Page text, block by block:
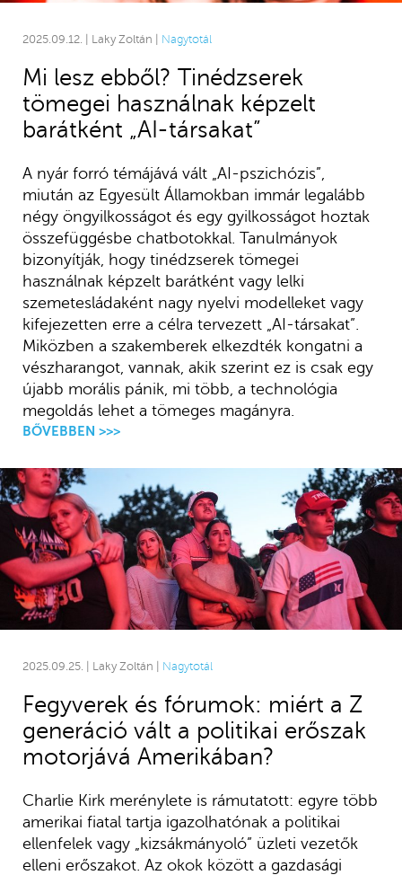
2025.09.25. | Laky Zoltán | Nagytotál
Fegyverek és fórumok: miért a Z
generáció vált a politikai erőszak
motorjává Amerikában?
Charlie Kirk merénylete is rámutatott: egyre több
amerikai fiatal tartja igazolhatónak a politikai
ellenfelek vagy „kizsákmányoló” üzleti vezetők
elleni erőszakot. Az okok között a gazdasági
2025.09.12. | Laky Zoltán | Nagytotál
Mi lesz ebből? Tinédzserek
tömegei használnak képzelt
barátként „AI-társakat”
A nyár forró témájává vált „AI-pszichózis”,
miután az Egyesült Államokban immár legalább
négy öngyilkosságot és egy gyilkosságot hoztak
összefüggésbe chatbotokkal. Tanulmányok
bizonyítják, hogy tinédzserek tömegei
használnak képzelt barátként vagy lelki
szemetesládaként nagy nyelvi modelleket vagy
kifejezetten erre a célra tervezett „AI-társakat”.
Miközben a szakemberek elkezdték kongatni a
vészharangot, vannak, akik szerint ez is csak egy
újabb morális pánik, mi több, a technológia
megoldás lehet a tömeges magányra.
BŐVEBBEN >>>